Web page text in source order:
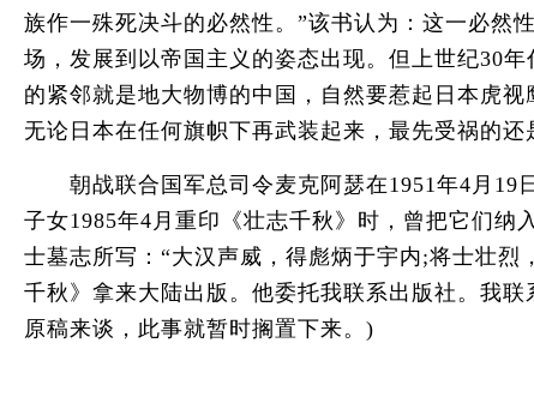
族作一殊死决斗的必然性。”该书认为：这一必然
场，发展到以帝国主义的姿态出现。但上世纪30
的紧邻就是地大物博的中国，自然要惹起日本虎
无论日本在任何旗帜下再武装起来，最先受祸的
朝战联合国军总司令麦克阿瑟在1951年4月19
子女1985年4月重印《壮志千秋》时，曾把它们
士墓志所写：“大汉声威，得彪炳于宇内;将士壮
千秋》拿来大陆出版。他委托我联系出版社。我
原稿来谈，此事就暂时搁置下来。)